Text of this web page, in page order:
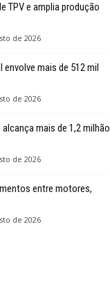
TPV e amplia produção
de 2026
envolve mais de 512 mil
de 2026
alcança mais de 1,2 milhão
de 2026
entre motores,
de 2026